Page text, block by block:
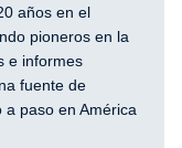
años en el
pioneros en la
e informes
fuente de
paso en América